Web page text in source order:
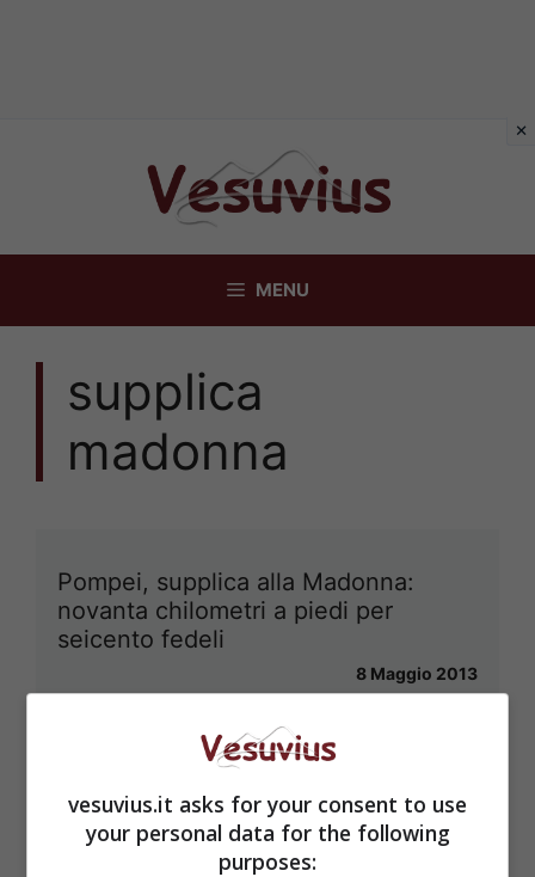
MENU
supplica
madonna
Pompei, supplica alla Madonna:
novanta chilometri a piedi per
seicento fedeli
8 Maggio 2013
vesuvius.it asks for your consent to use
your personal data for the following
purposes: